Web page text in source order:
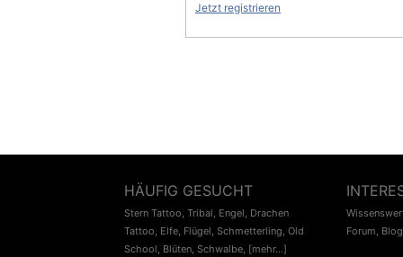
Jetzt registrieren
HÄUFIG GESUCHT
Stern Tattoo, Tribal, Engel, Drachen
Tattoo, Elfe, Flügel, Schmetterling, Old
School, Blüten, Schwalbe, [mehr...]
Forum, Blog